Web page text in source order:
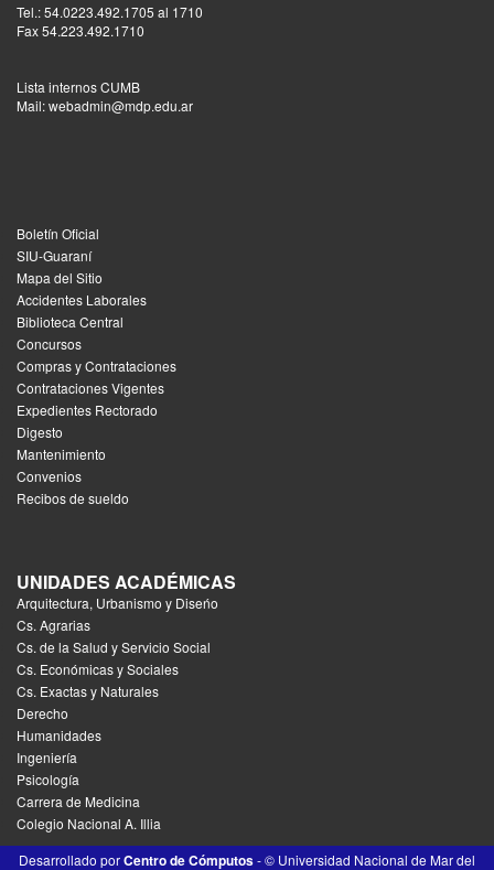
Tel.: 54.0223.492.1705 al 1710
Fax 54.223.492.1710
Lista internos CUMB
Mail: webadmin@mdp.edu.ar
Boletín Oficial
SIU-Guaraní
Mapa del Sitio
Accidentes Laborales
Biblioteca Central
Concursos
Compras y Contrataciones
Contrataciones Vigentes
Expedientes Rectorado
Digesto
Mantenimiento
Convenios
Recibos de sueldo
UNIDADES ACADÉMICAS
Arquitectura, Urbanismo y Diseńo
Cs. Agrarias
Cs. de la Salud y Servicio Social
Cs. Económicas y Sociales
Cs. Exactas y Naturales
Derecho
Humanidades
Ingeniería
Psicología
Carrera de Medicina
Colegio Nacional A. Illia
Desarrollado porCentro de Cómputos- © Universidad Nacional de Mar del